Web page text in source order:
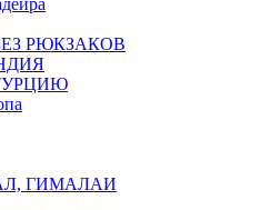
РЮКЗАКОВ
ГИМАЛАИ